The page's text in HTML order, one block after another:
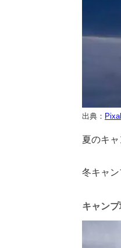
出典：
夏のキ
冬キャ
キャン